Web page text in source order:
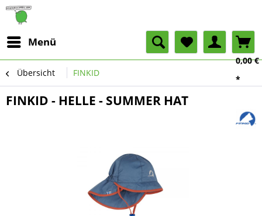
Menü
0,00 €
*
Übersicht FINKID
FINKID - HELLE - SUMMER HAT